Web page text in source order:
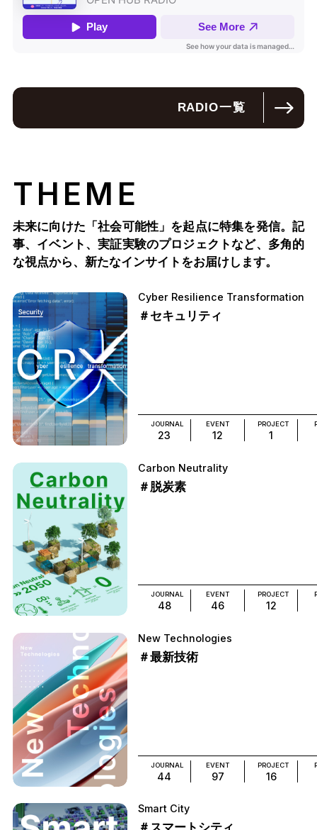
RADIO一覧
THEME
未来に向けた「社会可能性」を起点に特集を発信。記
事、イベント、実証実験のプロジェクトなど、多角的
な視点から、新たなインサイトをお届けします。
Cyber Resilience Transformation
＃セキュリティ
JOURNAL
23
EVENT
12
PROJECT
1
Carbon Neutrality
＃脱炭素
JOURNAL
48
EVENT
46
PROJECT
12
New Technologies
＃最新技術
JOURNAL
44
EVENT
97
PROJECT
16
Smart City